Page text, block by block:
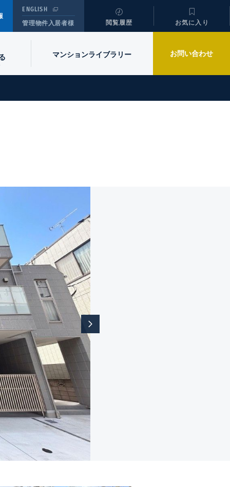
ENGLISH
管理物件入居者様
閲覧履歴 お気に入り
マンションライブラリー お問い合わせ